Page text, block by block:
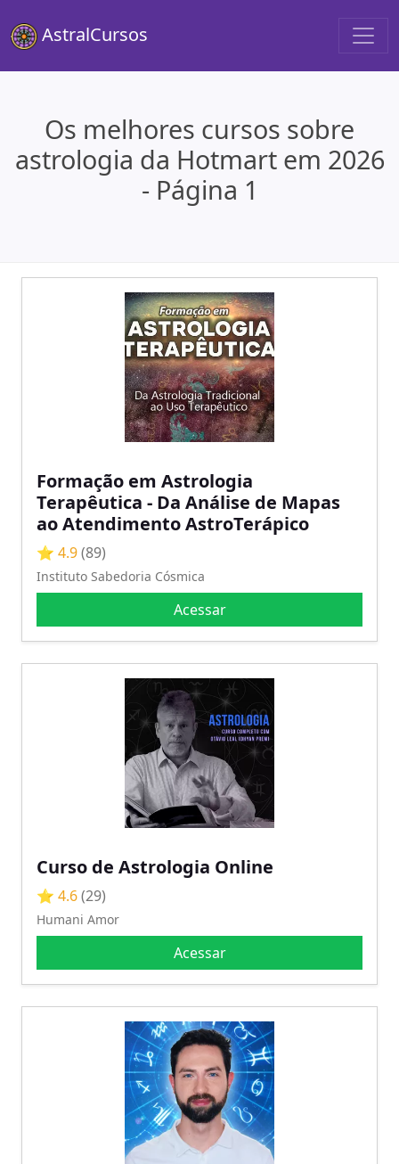
AstralCursos
Os melhores cursos sobre
astrologia da Hotmart em 2026
- Página 1
Formação em Astrologia
Terapêutica - Da Análise de Mapas
ao Atendimento AstroTerápico
⭐ 4.9(89)
Instituto Sabedoria Cósmica
Acessar
Curso de Astrologia Online
⭐ 4.6(29)
Humani Amor
Acessar